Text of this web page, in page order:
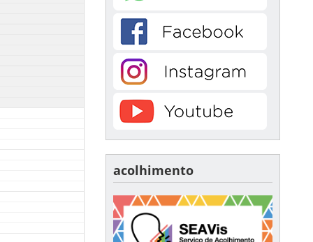
acolhimento